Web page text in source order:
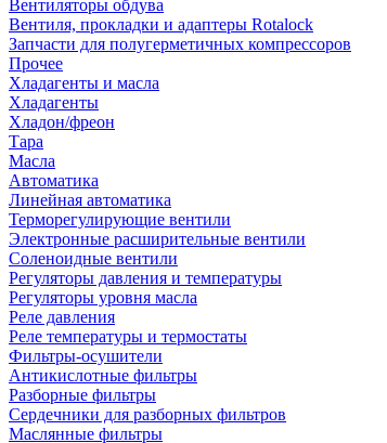
Вентиляторы обдува
Вентиля, прокладки и адаптеры Rotalock
Запчасти для полугерметичных компрессоров
Прочее
Хладагенты и масла
Хладагенты
Хладон/фреон
Тара
Масла
Автоматика
Линейная автоматика
Терморегулирующие вентили
Электронные расширительные вентили
Соленоидные вентили
Регуляторы давления и температуры
Регуляторы уровня масла
Реле давления
Реле температуры и термостаты
Фильтры-осушители
Антикислотные фильтры
Разборные фильтры
Сердечники для разборных фильтров
Маслянные фильтры